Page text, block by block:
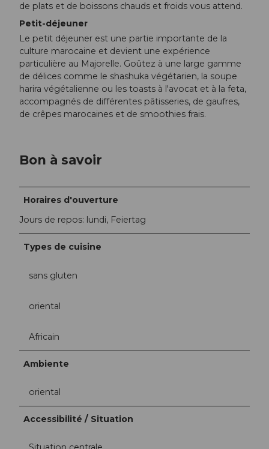
de plats et de boissons chauds et froids vous attend.
Petit-déjeuner
Le petit déjeuner est une partie importante de la
culture marocaine et devient une expérience
particulière au Majorelle. Goûtez à une large gamme
de délices comme le shashuka végétarien, la soupe
harira végétalienne ou les toasts à l'avocat et à la feta,
accompagnés de différentes pâtisseries, de gaufres,
de crêpes marocaines et de smoothies frais.
Bon à savoir
Horaires d'ouverture
Jours de repos: lundi, Feiertag
Types de cuisine
sans gluten
oriental
Africain
Ambiente
oriental
Accessibilité / Situation